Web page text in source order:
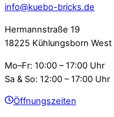
info@kuebo-bricks.de
Hermannstraße 19
18225 Kühlungsborn West
Mo–Fr: 10:00 – 17:00 Uhr
Sa & So: 12:00 – 17:00 Uhr
Öffnungszeiten